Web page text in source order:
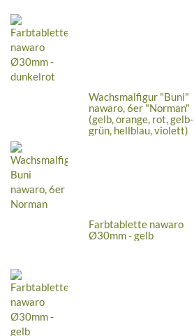
Wachsmalfigur "Buni"
nawaro, 6er "Norman"
(gelb, orange, rot, gelb-
grün, hellblau, violett)
Farbtablette nawaro
Ø30mm - gelb